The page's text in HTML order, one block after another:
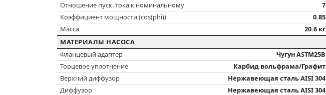
Отношение пуск. тока к номинальному
7
Коэффициент мощности (cos(phi))
0.85
Масса
20.6 кг
МАТЕРИАЛЫ НАСОСА
Фланцевый адаптер
Чугун ASTM25B
Торцевое уплотнение
Карбид вольфрама/Графит
Верхний диффузор
Нержавеющая сталь AISI 304
Диффузор
Нержавеющая сталь AISI 304